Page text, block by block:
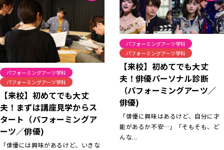
パフォーミングアーツ学科
パフォーミングアーツ学科
【来校】初めてでも大丈
夫！まずは講座見学からス
タート（パフォーミングア
ーツ／俳優)
「俳優には興味があるけど、いきな
パフォーミングアーツ学科
パフォーミングアーツ学科
【来校】初めてでも大丈
夫！俳優パーソナル診断
（パフォーミングアーツ／
俳優)
「俳優に興味はあるけど、自分に才
能があるか不安…」「そもそも、ど
んな...